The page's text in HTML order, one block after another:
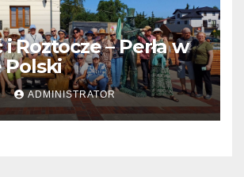
Roztocze – Perła w
Polski
ADMINISTRATOR